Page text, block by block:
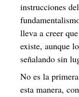
instrucciones
lleva a creer
existe, aunque
señalando sin
No es la
esta manera,